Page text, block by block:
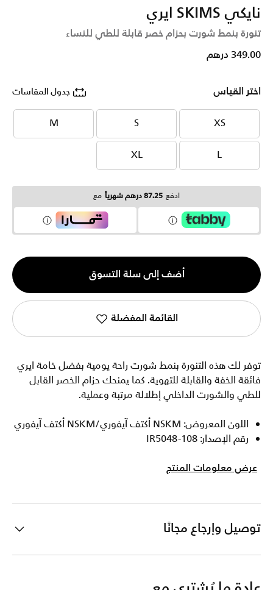
نايكي SKIMS ايري
تنورة بنمط شورت بحزام خصر قابلة للطي للنساء
349.00 درهم
اختر القياس جدول المقاسات
XS
XS
S
S
M
M
L
L
XL
XL
ادفع 87.25 درهم شهرياً مع
الكمية
1
أضف إلى سلة التسوق
القائمة المفضلة
توفر لك هذه التنورة بنمط شورت راحة يومية بفضل خامة ايري
فائقة الخفة والقابلة للتهوية. كما يمنحك حزام الخصر القابل
للطي والشورت الداخلي إطلالة مرتبة وعملية.
اللون المعروض: NSKM أكتف آيفوري/NSKM أكتف آيفوري
رقم الإصدار: IR5048-108
عرض معلومات المنتج
توصيل وإرجاع مجانًا